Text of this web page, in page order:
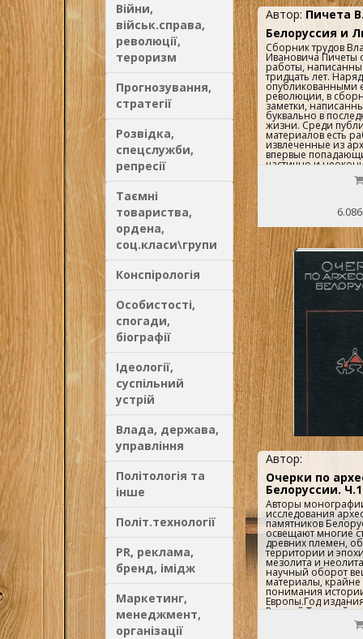
Війни,
військ.справа,
революції,
тероризм
Прогнозування,
стратегії
Розвідка,
спецслужби,
репресії
Таємні
товариства,
ордена,
соц.класи\групи
Конспірологія
Особистості,
спогади,
біографії
Ідеології,
суспільний
устрій
Влада, держава,
управління
Політологія та
інше
Політ.технології
PR, реклама,
бренд, імідж
Маркетинг,
менеджмент,
організації
Автор: Пичета
Белоруссия и
Сборник трудов
Ивановича Пичеты
работы,
тридцать лет.
опубликованными
революции, в
заметки,
буквально в
жизни. Среди
материалов есть
извлеченные из
впервые
частично и
рукописи.Все
настоящем
Литвы и
Преобладание в
именно этого
отнюдь не
отвечает
ученого,
работавшего над
княжества
лишь попутно
темам более
позднего периодов
состоит из 4
Белоруссии и
истории
Белоруссии и
вв.).Литовско-
унии.Образование
народа и его
Возрождения...
Автор:
Очерки по
Белоруссии. Ч.1
Авторы
исследования
памятников
освещают многие
древних племен,
территории и
мезолита и
научный оборот
материалы,
понимания
Европы.Год
Русский Твердый
Тираж: 1000 экз.